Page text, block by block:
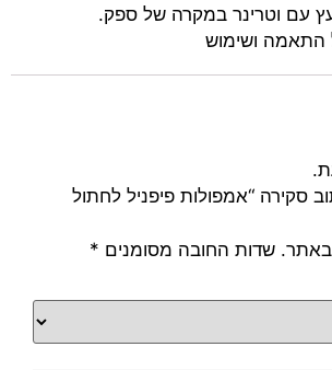
עם וטרינר במקרה של ספק.
התאמה ושימוש
סקירה “אמפולות פיפניל לחתול
באתר. שדות החובה מסומנים *